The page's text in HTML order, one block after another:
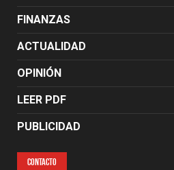
FINANZAS
ACTUALIDAD
OPINIÓN
LEER PDF
PUBLICIDAD
CONTACTO